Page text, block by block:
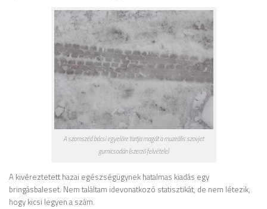
A szomszéd bácsi egyelőre tartja magát a muzeális szovjet
gumicsodán (szerző felvétele)
A kivéreztetett hazai egészségügynek hatalmas kiadás egy
bringásbaleset. Nem találtam idevonatkozó statisztikát, de nem létezik,
hogy kicsi legyen a szám.